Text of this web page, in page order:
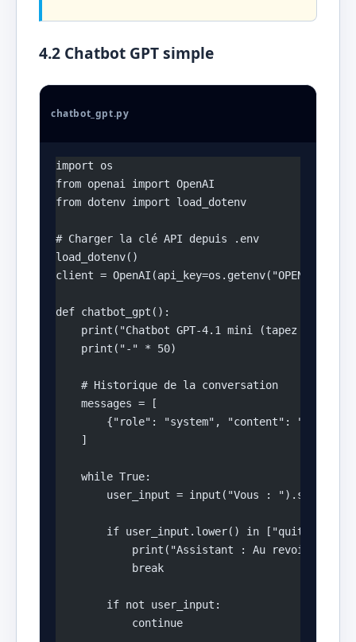
4.2 Chatbot GPT simple
chatbot_gpt.py
import os
from openai import OpenAI
from dotenv import load_dotenv
# Charger la clé API depuis .env
load_dotenv()
client =
def chatbot_gpt():
print("Chatbot GPT-4.1 mini (tapez 'quit'
    print("-" * 50)
    # Historique de la conversation
    messages = [
{"role": "system", "content": "Tu es
    ]
    while True:
        user_input = input("Vous : ").strip()
if user_input.lower() in ["quit",
            print("Assistant : Au revoir !")
            break
        if not user_input:
            continue